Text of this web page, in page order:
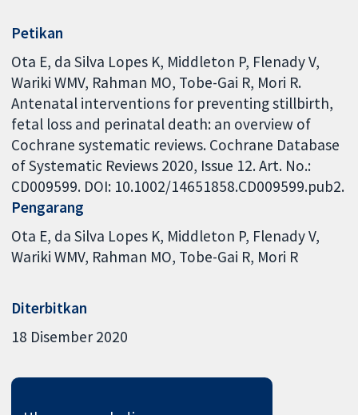
Petikan
Ota E, da Silva Lopes K, Middleton P, Flenady V,
Wariki WMV, Rahman MO, Tobe-Gai R, Mori R.
Antenatal interventions for preventing stillbirth,
fetal loss and perinatal death: an overview of
Cochrane systematic reviews. Cochrane Database
of Systematic Reviews 2020, Issue 12. Art. No.:
CD009599. DOI: 10.1002/14651858.CD009599.pub2.
Pengarang
Ota E da Silva Lopes K Middleton P Flenady V
Wariki WMV Rahman MO Tobe-Gai R Mori R
Diterbitkan
18 Disember 2020